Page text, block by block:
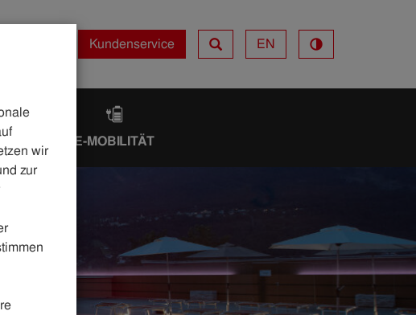
Kundenservice EN
E-MOBILITÄT
wir
zur